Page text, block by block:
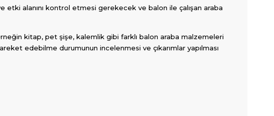
etki alanını kontrol etmesi gerekecek ve balon ile çalışan araba
kitap, pet şişe, kalemlik gibi farklı balon araba malzemeleri
edebilme durumunun incelenmesi ve çıkarımlar yapılması